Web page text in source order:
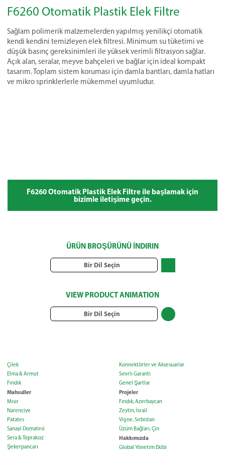
F6260 Otomatik Plastik Elek Filtre
Sağlam polimerik malzemelerden yapılmış yenilikçi otomatik
kendi kendini temizleyen elek filtresi. Minimum su tüketimi ve
düşük basınç gereksinimleri ile yüksek verimli filtrasyon sağlar.
Açık alan, seralar, meyve bahçeleri ve bağlar için ideal kompakt
tasarım. Toplam sistem koruması için damla bantları, damla hatları
ve mikro sprinklerlerle mükemmel uyumludur.
F6260 Otomatik Plastik Elek Filtre ile başlamak için
bizimle iletişime geçin.
ÜRÜN BROŞÜRÜNÜ İNDIRIN
Bir Dil Seçin
VIEW PRODUCT ANIMATION
Bir Dil Seçin
Çilek
Elma & Armut
Fındık
Mahsuller
Mısır
Narenciye
Patates
Sanayi Domatesi
Sera & Topraksız
Şekerpancarı
Konnektörler ve Aksesuarlar
Sınırlı Garanti
Genel Şartlar
Projeler
Fındık, Azerbaycan
Zeytin, İsrail
Vişne, Sırbistan
Üzüm Bağları, Çin
Hakkımızda
Global Yönetim Ekibi